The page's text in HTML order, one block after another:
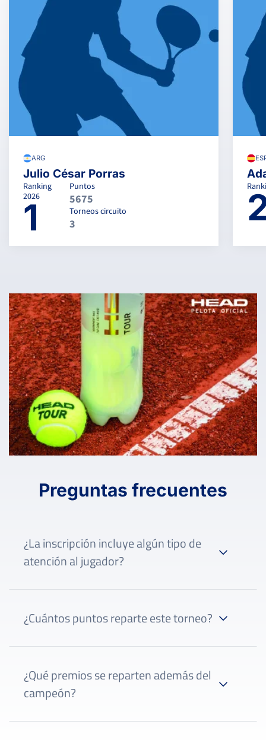
ARG
Julio César Porras
Ranking
2026
1
Puntos
5675
Torneos circuito
3
Preguntas frecuentes
¿La inscripción incluye algún tipo de
atención al jugador?
¿Cuántos puntos reparte este torneo?
¿Qué premios se reparten además del
campeón?